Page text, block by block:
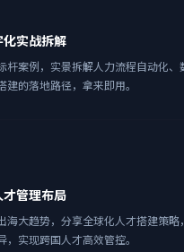
实战拆解
杆案例，实景拆解人力流程自动化、
建的落地路径，拿来即用。
管理布局
海大趋势，分享全球化人才搭建策略
，实现跨国人才高效管控。